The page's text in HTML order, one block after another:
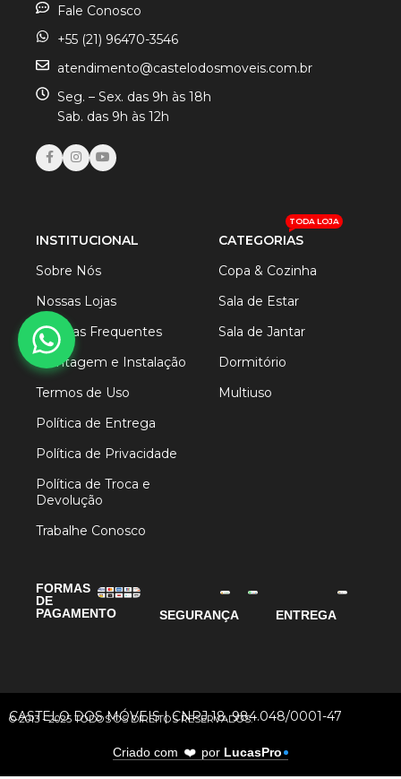
Fale Conosco
+55 (21) 96470-3546
atendimento@castelodosmoveis.com.br
Seg. – Sex. das 9h às 18h
Sab. das 9h às 12h
INSTITUCIONAL
Sobre Nós
Nossas Lojas
Dúvidas Frequentes
Montagem e Instalação
Termos de Uso
Política de Entrega
Política de Privacidade
Política de Troca e
Devolução
Trabalhe Conosco
CATEGORIAS
TODA LOJA
Copa & Cozinha
Sala de Estar
Sala de Jantar
Dormitório
Multiuso
FORMAS
DE
PAGAMENTO
SEGURANÇA ENTREGA
CASTELO DOS MÓVEIS | CNPJ 18. 984.048/0001-47
© 2013 - 2025 TODOS OS DIREITOS RESERVADOS.
Criado com ❤️ por LucasPro